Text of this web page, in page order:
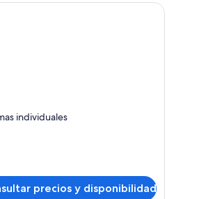
y vistas a un balcón con barandilla.
Habitación de hotel con una cama grande,
individuales
precios y disponibilidad